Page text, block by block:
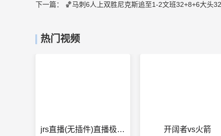
下一篇： 🏀马刺6人上双胜尼克斯追至1-2文班32+8+6大头
热门视频
jrs直播(无插件)直播极速体育 开阔者vs火箭